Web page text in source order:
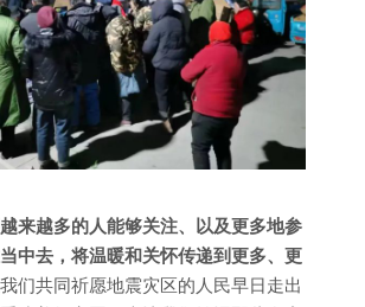
来越多的人能够关注、以及更多地参
中去，将温暖和关怀传递到更多、更
们共同祈愿地震灾区的人民早日走出